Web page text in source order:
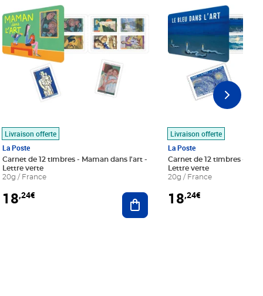
au panier
Livraison offerte
La Poste
Carnet de 12 timbres - Maman dans l'art -
Lettre verte
20g / France
18,24€ Ajouter au panier
Livraison offerte
La Poste
Carnet de 12 timbres - Le
Lettre verte
20g / France
18,24€